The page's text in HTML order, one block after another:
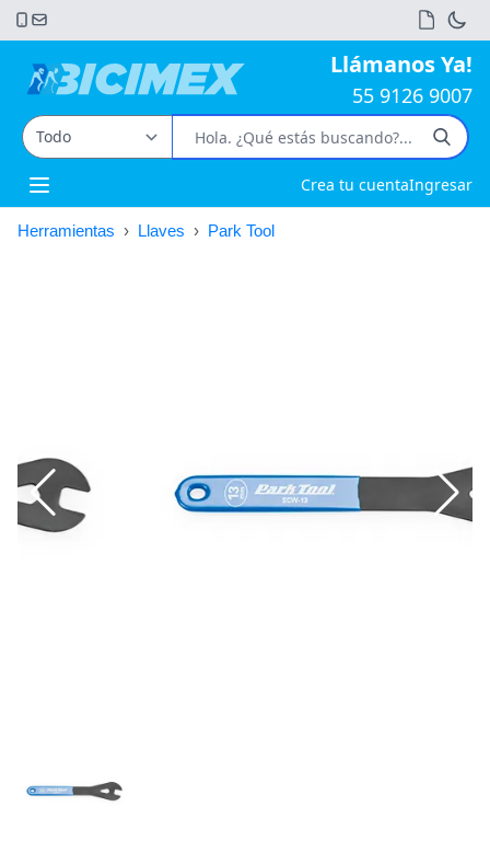
Llámanos Ya!
55 9126 9007
Open main menu Crea tu cuentaIngresar
Herramientas › Llaves › Park Tool